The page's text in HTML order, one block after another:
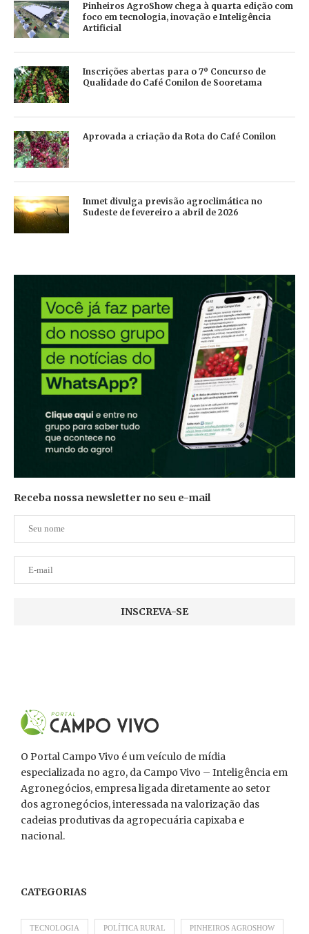
Pinheiros AgroShow chega à quarta edição com
foco em tecnologia, inovação e Inteligência
Artificial
Inscrições abertas para o 7º Concurso de
Qualidade do Café Conilon de Sooretama
Aprovada a criação da Rota do Café Conilon
Inmet divulga previsão agroclimática no
Sudeste de fevereiro a abril de 2026
Receba nossa newsletter no seu e-mail
O Portal Campo Vivo é um veículo de mídia
especializada no agro, da Campo Vivo – Inteligência em
Agronegócios, empresa ligada diretamente ao setor
dos agronegócios, interessada na valorização das
cadeias produtivas da agropecuária capixaba e
nacional.
CATEGORIAS
TECNOLOGIA POLÍTICA RURAL PINHEIROS AGROSHOW